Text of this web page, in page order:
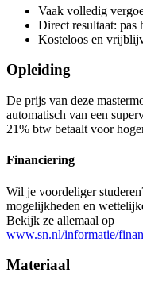
€ 3.995,00
Kies deze startdatum
Lesdagen
vri11-09-20269:30 - 17:30
vri09-10-2026
vri13-11-20269:30 - 17:30
vri27-11-20269:30 - 17:30
vri11-12-20269:30 - 17:30
Prijs
€ 3.995,00
Bekijk prijsopbouw
Lesdagen
vri22-01-2027
vri19-02-20279:30 - 17:30
vri05-03-20279:30 - 17:30
vri19-03-20279:30 - 17:30
vri02-04-20279:30 - 17:30
Bekijk route
Prijs
€ 3.995,00
Kies deze startdatum
Lesdagen
vri17-09-2027
vri15-10-20279:30 - 17:30
vri05-11-20279:30 - 17:30
vri19-11-20279:30 - 17:30
vri03-12-20279:30 - 17:30
Vaak volledig
Direct resultaat: pas
Kosteloos en
Opleiding
De prijs van deze
automatisch van een
21% btw betaalt voor
Financiering
Wil je voordeliger
mogelijkheden en
Bekijk ze allemaal op
www.sn.nl/informatie/
Materiaal